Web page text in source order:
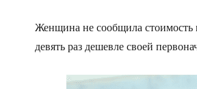
Женщина не сообщила стоимость
девять раз дешевле своей